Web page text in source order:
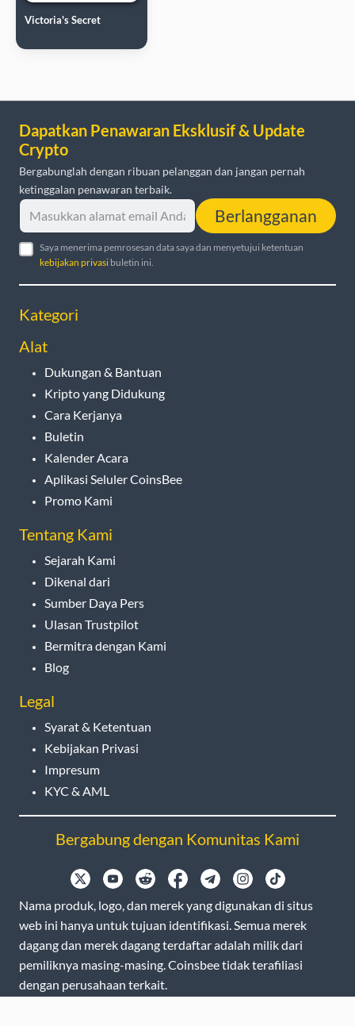
Victoria's Secret
Dapatkan Penawaran Eksklusif & Update
Crypto
Bergabunglah dengan ribuan pelanggan dan jangan pernah
ketinggalan penawaran terbaik.
Berlangganan
Saya menerima pemrosesan data saya dan menyetujui ketentuan
kebijakan privasi buletin ini.
Kategori
Alat
Dukungan & Bantuan
Kripto yang Didukung
Cara Kerjanya
Buletin
Kalender Acara
Aplikasi Seluler CoinsBee
Promo Kami
Tentang Kami
Sejarah Kami
Dikenal dari
Sumber Daya Pers
Ulasan Trustpilot
Bermitra dengan Kami
Blog
Legal
Syarat & Ketentuan
Kebijakan Privasi
Impresum
KYC & AML
Bergabung dengan Komunitas Kami
Nama produk, logo, dan merek yang digunakan di situs
web ini hanya untuk tujuan identifikasi. Semua merek
dagang dan merek dagang terdaftar adalah milik dari
pemiliknya masing-masing. Coinsbee tidak terafiliasi
dengan perusahaan terkait.